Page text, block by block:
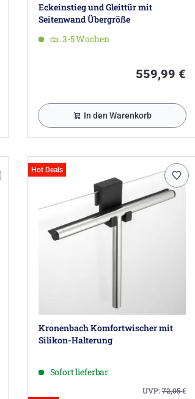
Eckeinstieg und Gleittür mit
Seitenwand Übergröße
ca. 3-5 Wochen
559,99 €
In den Warenkorb
Hot Deals
Kronenbach Komfortwischer mit
Silikon-Halterung
Sofort lieferbar
UVP:72,05€